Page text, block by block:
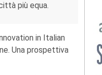
più equa.
in Italian
Una prospettiva